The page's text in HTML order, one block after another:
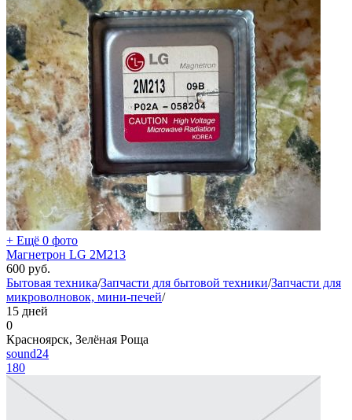
+ Ещё 0 фото
Магнетрон LG 2M213
600 руб.
Бытовая техника/Запчасти для бытовой техники/Запчасти для
микроволновок, мини-печей/
15 дней
0
Красноярск, Зелёная Роща
sound24
180